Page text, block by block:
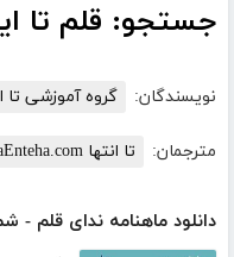
جستجو: قلم تا
نویسندگان: گروه آموزشی تا
مترجمان: تا انتها www.TaEnteha.com
دانلود ماهنامه ندای قلم -